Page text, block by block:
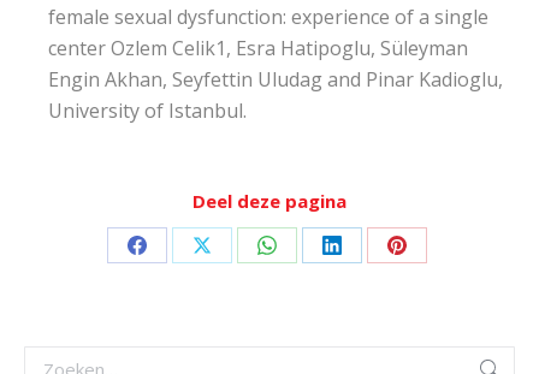
female sexual dysfunction: experience of a single
center Ozlem Celik1, Esra Hatipoglu, Süleyman
Engin Akhan, Seyfettin Uludag and Pinar Kadioglu,
University of Istanbul.
Deel deze pagina
Deel
Deel
Deel
Deel
Deel
Zoeken: